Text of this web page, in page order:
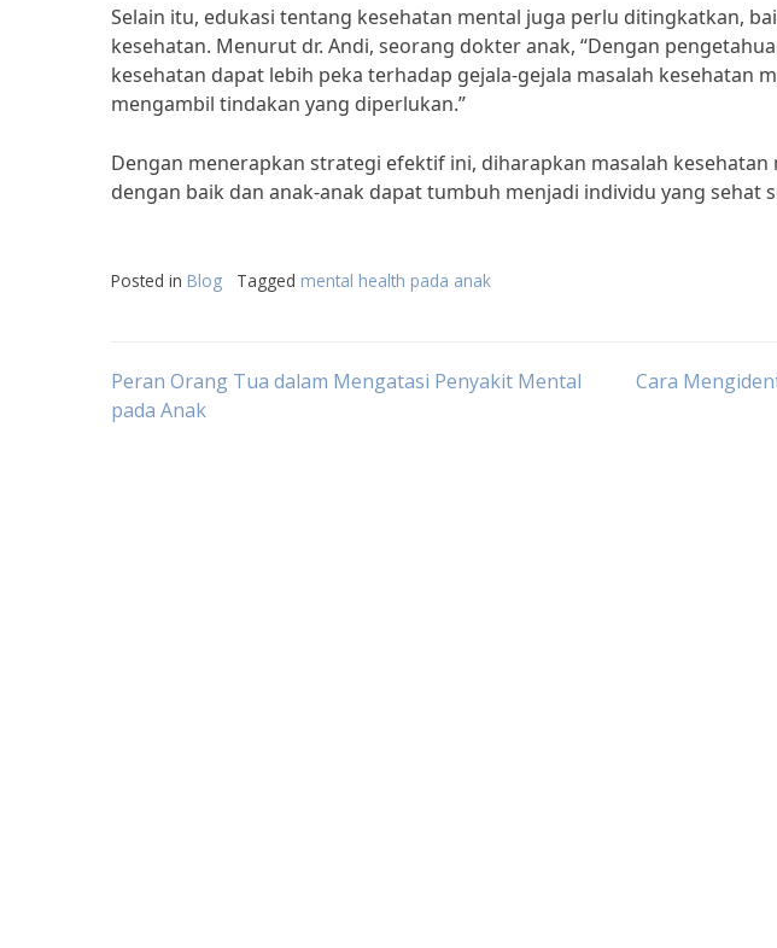
Selain itu, edukasi tentang kesehatan mental juga perlu ditingkatkan,
kesehatan. Menurut dr. Andi, seorang dokter anak, “Dengan
kesehatan dapat lebih peka terhadap gejala-gejala masalah kesehatan
mengambil tindakan yang diperlukan.”
Dengan menerapkan strategi efektif ini, diharapkan masalah
dengan baik dan anak-anak dapat tumbuh menjadi individu yang sehat
Posted in Blog Tagged mental health pada anak
Post
Peran Orang Tua dalam Mengatasi Penyakit Mental
pada Anak
Cara